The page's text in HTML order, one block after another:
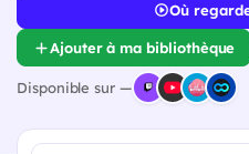
Où
Ajouter à ma bibliothèque
Disponible sur —